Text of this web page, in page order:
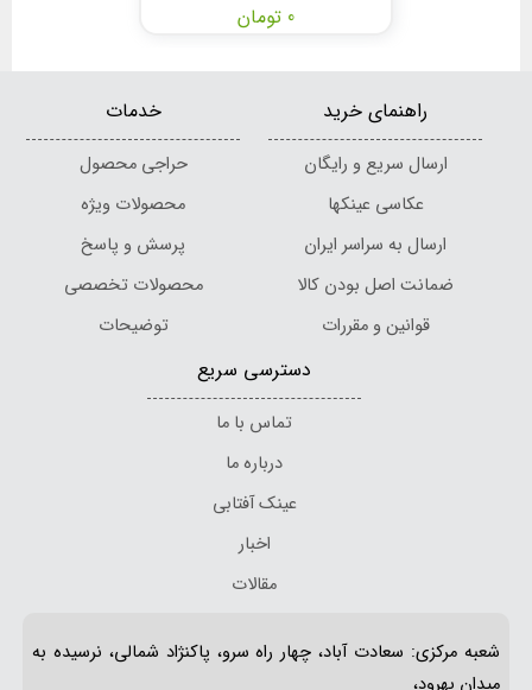
0 تومان
راهنمای خرید
ارسال سریع و رایگان
عکاسی عینکها
ارسال به سراسر ایران
ضمانت اصل بودن کالا
قوانین و مقررات
خدمات
حراجی محصول
محصولات ویژه
پرسش و پاسخ
محصولات تخصصی
توضیحات
دسترسی سریع
تماس با ما
درباره ما
عینک آفتابی
اخبار
مقالات
شعبه مرکزی: سعادت آباد، چهار راه سرو، پاکنژاد شمالی، نرسیده به
میدان بهرود،